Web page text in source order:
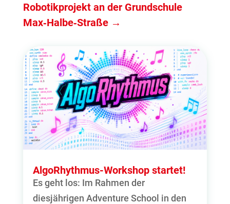
Robotikprojekt an der Grundschule
Max‑Halbe‑Straße→
AlgoRhythmus-Workshop startet!
Es geht los: Im Rahmen der
diesjährigen Adventure School in den